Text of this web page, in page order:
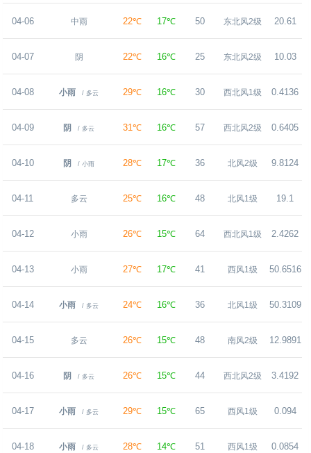
04-06 中雨 22℃ 17℃ 50 东北风2级 20.61
04-07 阴 22℃ 16℃ 25 东北风2级 10.03
04-08 小雨 / 多云 29℃ 16℃ 30 西北风1级 0.4136
04-09 阴 / 多云 31℃ 16℃ 57 西北风2级 0.6405
04-10 阴 / 小雨 28℃ 17℃ 36 北风2级 9.8124
04-11 多云 25℃ 16℃ 48 北风1级 19.1
04-12 小雨 26℃ 15℃ 64 西北风1级 2.4262
04-13 小雨 27℃ 17℃ 41 西风1级 50.6516
04-14 小雨 / 多云 24℃ 16℃ 36 北风1级 50.3109
04-15 多云 26℃ 15℃ 48 南风2级 12.9891
04-16 阴 / 多云 26℃ 15℃ 44 西北风2级 3.4192
04-17 小雨 / 多云 29℃ 15℃ 65 西风1级 0.094
04-18 小雨 / 多云 28℃ 14℃ 51 西风1级 0.0854